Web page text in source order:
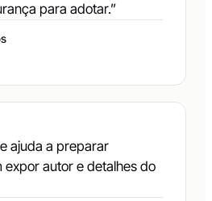
para adotar.”
ajuda a preparar
autor e detalhes do